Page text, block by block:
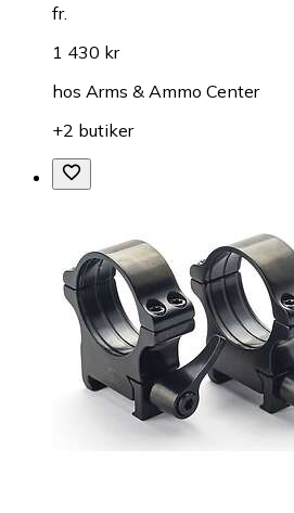
fr.
1 430 kr
hos Arms & Ammo Center
+2 butiker